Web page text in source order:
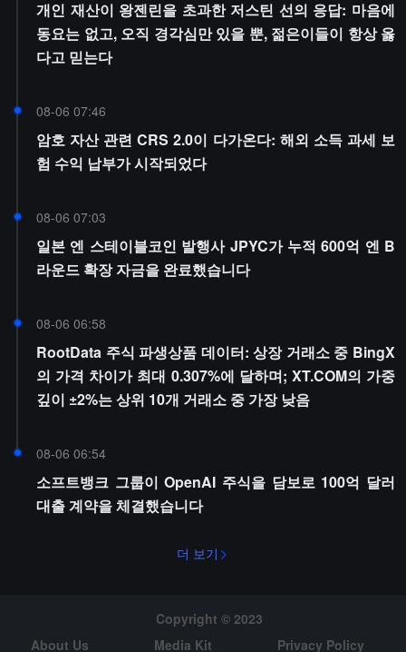
개인 재산이 왕젠린을 초과한 저스틴 선의 응답: 마음에
동요는 없고, 오직 경각심만 있을 뿐, 젊은이들이 항상 옳
다고 믿는다
08-06 07:46
암호 자산 관련 CRS 2.0이 다가온다: 해외 소득 과세 보
험 수익 납부가 시작되었다
08-06 07:03
일본 엔 스테이블코인 발행사 JPYC가 누적 600억 엔 B
라운드 확장 자금을 완료했습니다
08-06 06:58
RootData 주식 파생상품 데이터: 상장 거래소 중 BingX
의 가격 차이가 최대 0.307%에 달하며; XT.COM의 가중
깊이 ±2%는 상위 10개 거래소 중 가장 낮음
08-06 06:54
소프트뱅크 그룹이 OpenAI 주식을 담보로 100억 달러
대출 계약을 체결했습니다
더 보기
Copyright © 2023
About Us
Media Kit Privacy Policy